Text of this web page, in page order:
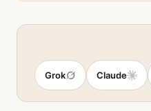
Claude
Grok